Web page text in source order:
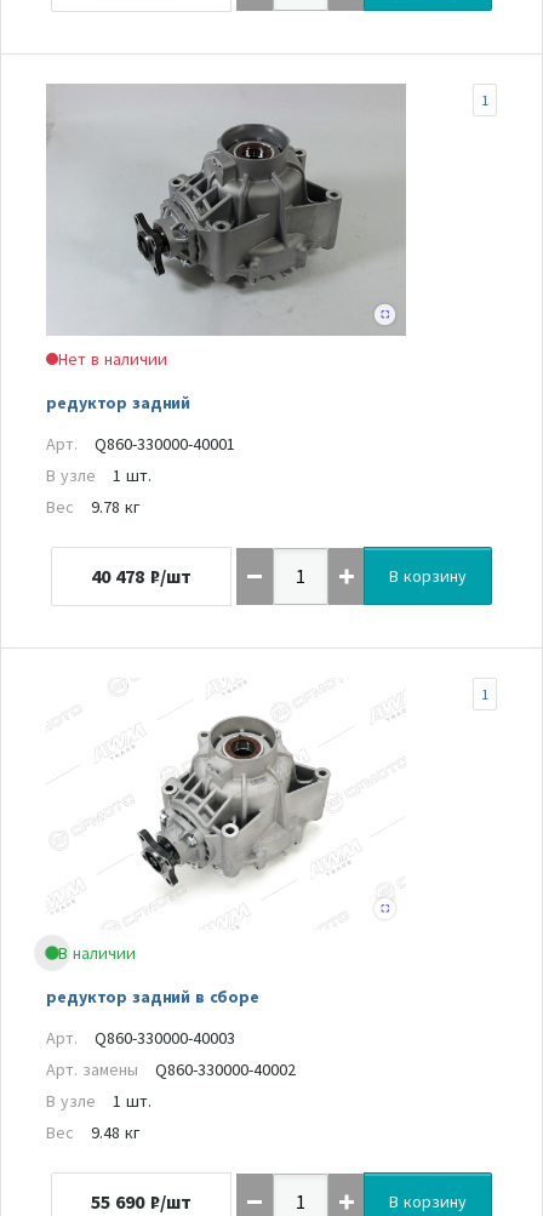
Нет в наличии
редуктор задний
1
Арт.
Q860-330000-40001
В узле
1 шт.
Вес
9.78 кг
40 478 ₽/шт В корзину
В наличии
редуктор задний в сборе
1
Арт.
Q860-330000-40003
Арт. замены
Q860-330000-40002
В узле
1 шт.
Вес
9.48 кг
55 690 ₽/шт В корзину